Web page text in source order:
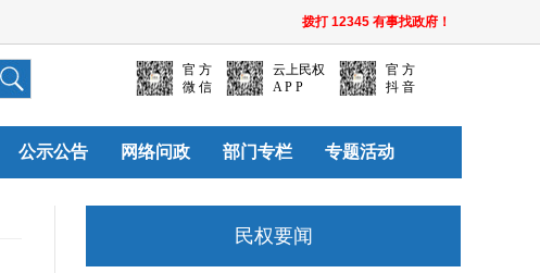
拨打 12345 有事找政府！
官 方
微 信
云上民权
A P P
官 方
抖 音
公示公告 网络问政 部门专栏 专题活动
民权要闻